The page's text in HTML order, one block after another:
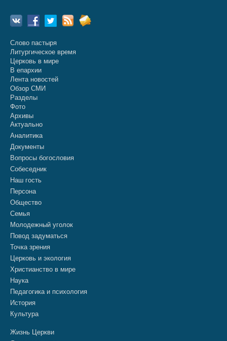
Слово пастыря
Литургическое время
Церковь в мире
В епархии
Лента новостей
Обзор СМИ
Разделы
Фото
Архивы
Актуально
Аналитика
Документы
Вопросы богословия
Собеседник
Наш гость
Персона
Общество
Семья
Молодежный уголок
Повод задуматься
Точка зрения
Церковь и экология
Христианство в мире
Наука
Педагогика и психология
История
Культура
Жизнь Церкви